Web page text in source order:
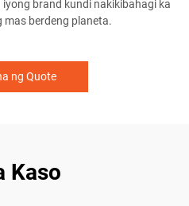
brand kundi nakikibahagi ka
mas berdeng planeta.
ng Quote
Kaso